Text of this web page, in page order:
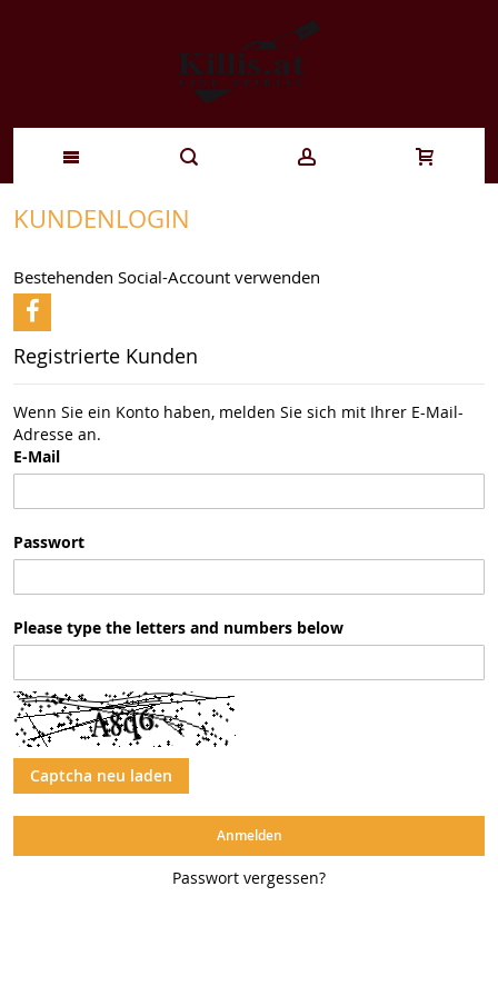
Zum
springen
KUNDENLOGIN
Bestehenden Social-Account verwenden
Registrierte Kunden
Wenn Sie ein Konto haben, melden Sie sich mit Ihrer E-Mail-
Adresse an.
E-Mail
Passwort
Please type the letters and numbers below
Captcha neu laden
Anmelden
Passwort vergessen?